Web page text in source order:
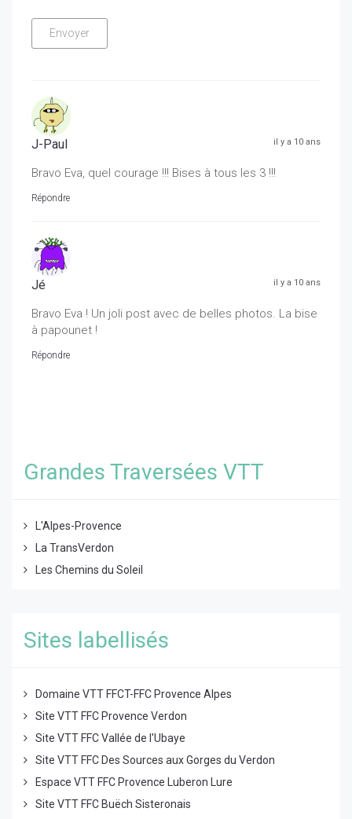
J-Paul il y a 10 ans
Bravo Eva, quel courage !!! Bises à tous les 3 !!!
Répondre
Jé il y a 10 ans
Bravo Eva ! Un joli post avec de belles photos. La bise
à papounet !
Répondre
Grandes Traversées VTT
L'Alpes-Provence
La TransVerdon
Les Chemins du Soleil
Sites labellisés
Domaine VTT FFCT-FFC Provence Alpes
Site VTT FFC Provence Verdon
Site VTT FFC Vallée de l'Ubaye
Site VTT FFC Des Sources aux Gorges du Verdon
Espace VTT FFC Provence Luberon Lure
Site VTT FFC Buëch Sisteronais